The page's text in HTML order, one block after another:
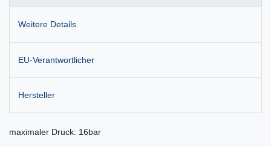
Weitere Details
EU-Verantwortlicher
Hersteller
maximaler Druck: 16bar